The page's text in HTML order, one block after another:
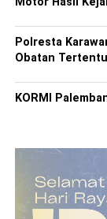
Polresta
Obatan
KORMI